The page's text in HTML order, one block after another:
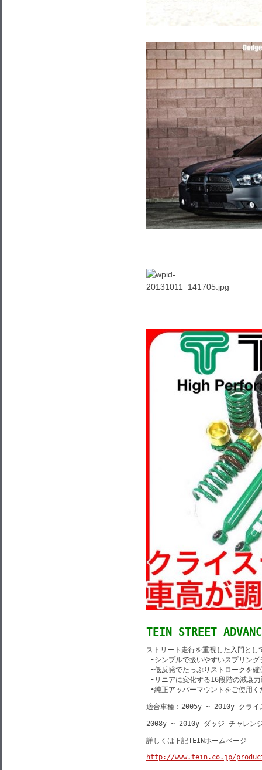
TEIN STREET
ストリート走行を重視した入門とし
•シンプルで扱いやすいスプリング
•低反発でたっぷりストロークを確
•リニアに変化する16段階の減衰
•純正アッパーマウントをご使用
適合車種：2005y ~ 2010y クラ
2008y ~ 2010y ダッジ チャレ
詳しくは下記TEINホームページ
http://www.tein.co.jp/